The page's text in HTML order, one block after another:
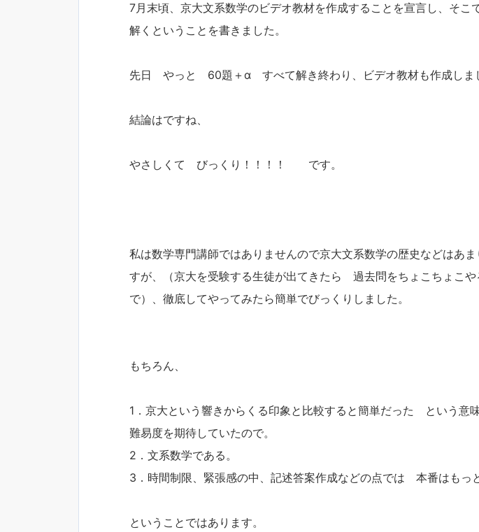
7月末頃、京大文系数学のビデオ教材を作成することを宣言し、そ
解くということを書きました。
先日 やっと 60題＋α すべて解き終わり、ビデオ教材も作成しま
結論はですね、
やさしくて びっくり！！！！ です。
私は数学専門講師ではありませんので京大文系数学の歴史などはあ
すが、（京大を受験する生徒が出てきたら 過去問をちょこちょこや
で）、徹底してやってみたら簡単でびっくりしました。
もちろん、
1．京大という響きからくる印象と比較すると簡単だった という意
難易度を期待していたので。
2．文系数学である。
3．時間制限、緊張感の中、記述答案作成などの点では 本番はもっ
ということではあります。